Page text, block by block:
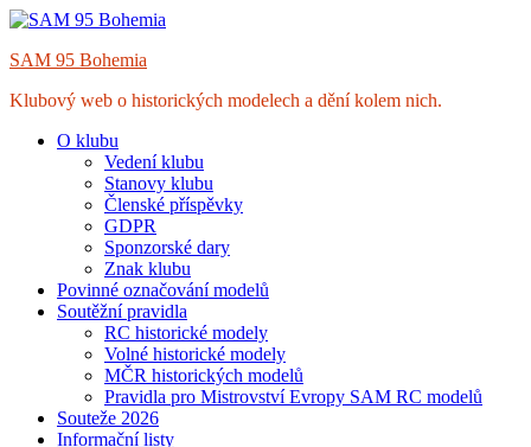
Skip
content
SAM 95 Bohemia
Klubový web o historických modelech a dění kolem nich.
O klubu
Vedení klubu
Stanovy klubu
Členské příspěvky
GDPR
Sponzorské dary
Znak klubu
Povinné označování modelů
Soutěžní pravidla
RC historické modely
Volné historické modely
MČR historických modelů
Pravidla pro Mistrovství Evropy SAM RC modelů
Souteže 2026
Informační listy